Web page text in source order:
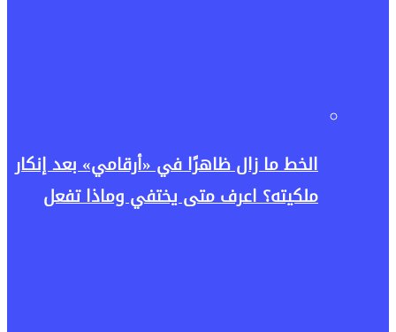
الخط ما زال ظاهرًا في «أرقامي» بعد إنكار
ملكيته؟ اعرف متى يختفي وماذا تفعل